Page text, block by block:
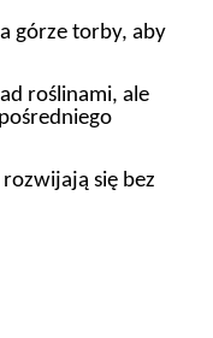
górze torby, aby
roślinami, ale
się bez